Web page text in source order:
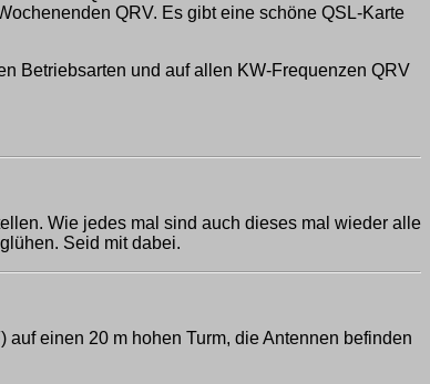
QRV. Es gibt eine schöne QSL-Karte
Betriebsarten und auf allen KW-Frequenzen QRV
Wie jedes mal sind auch dieses mal wieder alle
Seid mit dabei.
einen 20 m hohen Turm, die Antennen befinden